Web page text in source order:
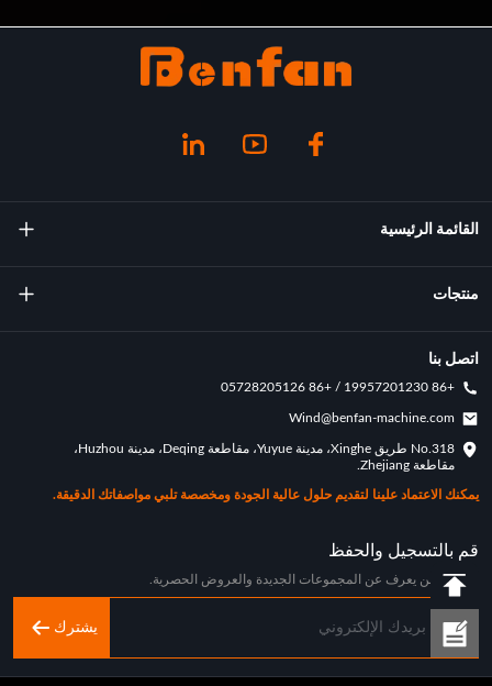
القائمة الرئيسية
معلومات عنا
الإنجازات الرئيسية
حالة التخصيص
منتجات
آلة صب التناوب
بيكلبول مصبوب دوار
اتصل بنا
+86 19957201230 / +86 05728205126
Wind@benfan-machine.com
No.318 طريق Xinghe، مدينة Yuyue، مقاطعة Deqing، مدينة Huzhou،
مقاطعة Zhejiang.
يمكنك الاعتماد علينا لتقديم حلول عالية الجودة ومخصصة تلبي مواصفاتك الدقيقة.
قم بالتسجيل والحفظ
كن أول من يعرف عن المجموعات الجديدة والعروض الحصرية.
يشترك